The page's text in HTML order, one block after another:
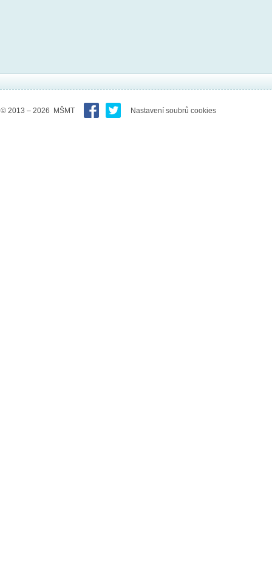
© 2013 – 2026 MŠMT Nastavení soubrů cookies